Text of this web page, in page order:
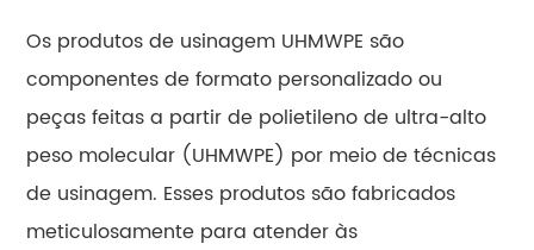
Os produtos de usinagem UHMWPE são
componentes de formato personalizado ou
peças feitas a partir de polietileno de ultra-alto
peso molecular (UHMWPE) por meio de técnicas
de usinagem. Esses produtos são fabricados
meticulosamente para atender às